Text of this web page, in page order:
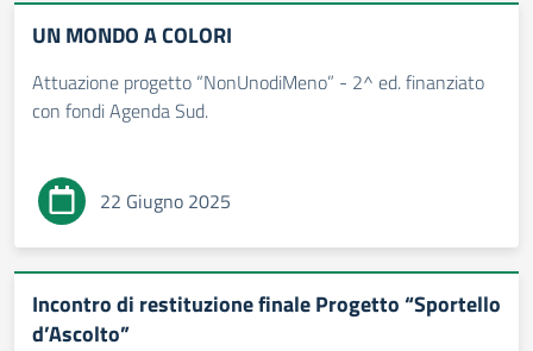
UN MONDO A COLORI
Attuazione progetto “NonUnodiMeno” - 2^ ed. finanziato
con fondi Agenda Sud.
22 Giugno 2025
Incontro di restituzione finale Progetto “Sportello
d’Ascolto”